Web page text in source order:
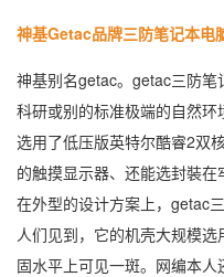
神基Getac品牌三防笔记本电
神基别名getac。getac三防笔
科研或别的标准极端的自然
选用了低压版英特尔酷睿2双
的触摸显示器、还能选封裝在
在外型的设计方案上，getac
人们见到，它的机壳大规模
固水平上可见一斑。网编本